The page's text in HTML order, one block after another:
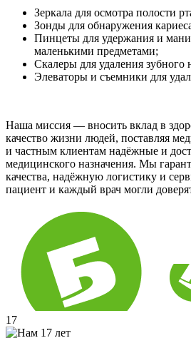
Зеркала для осмотра полости
Зонды для обнаружения
Пинцеты для удержания и
маленькими предметами;
Скалеры для удаления зубного
Элеваторы и съемники для
Наша миссия — вносить вклад в
качество жизни людей, поставляя
и частным клиентам надёжные и
медицинского назначения. Мы
качества, надёжную логистику и
пациент и каждый врач могли
17